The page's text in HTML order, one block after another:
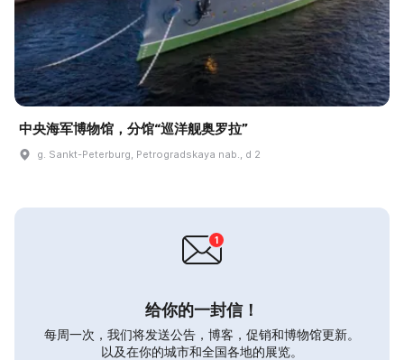
中央海军博物馆，分馆“巡洋舰奥罗拉”
g. Sankt-Peterburg, Petrogradskaya nab., d 2
给你的一封信！
每周一次，我们将发送公告，博客，促销和博物馆更新。
以及在你的城市和全国各地的展览。